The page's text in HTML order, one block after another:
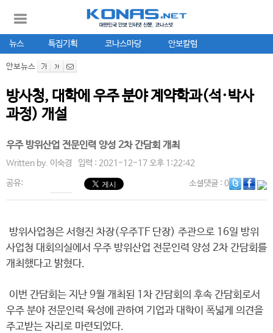
뉴스 특집기획 코나스마당 안보칼럼
안보뉴스
방사청, 대학에 우주 분야 계약학과(석·박사
과정) 개설
우주 방위산업 전문인력 양성 2차 간담회 개최
Written by. 이숙경 입력 : 2021-12-17 오후 1:22:42
공유: 소셜댓글: 0
방위사업청은 서형진 차장(우주TF 단장) 주관으로 16일 방위
사업청 대회의실에서 우주 방위산업 전문인력 양성 2차 간담회를
개최했다고 밝혔다.
이번 간담회는 지난 9월 개최된 1차 간담회의 후속 간담회로서
우주 분야 전문인력 육성에 관하여 기업과 대학이 폭넓게 의견을
주고받는 자리로 마련되었다.